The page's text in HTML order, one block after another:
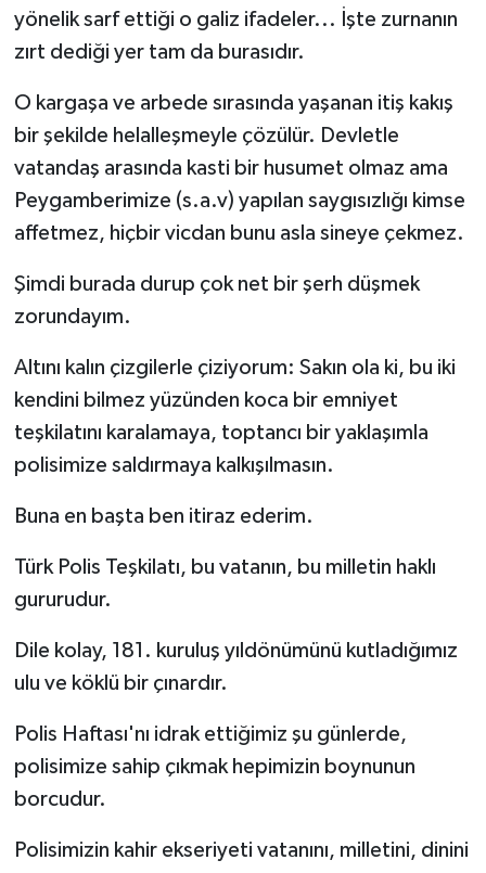
yönelik sarf ettiği o galiz ifadeler... İşte zurnanın
zırt dediği yer tam da burasıdır.
O kargaşa ve arbede sırasında yaşanan itiş kakış
bir şekilde helalleşmeyle çözülür. Devletle
vatandaş arasında kasti bir husumet olmaz ama
Peygamberimize (s.a.v) yapılan saygısızlığı kimse
affetmez, hiçbir vicdan bunu asla sineye çekmez.
Şimdi burada durup çok net bir şerh düşmek
zorundayım.
Altını kalın çizgilerle çiziyorum: Sakın ola ki, bu iki
kendini bilmez yüzünden koca bir emniyet
teşkilatını karalamaya, toptancı bir yaklaşımla
polisimize saldırmaya kalkışılmasın.
Buna en başta ben itiraz ederim.
Türk Polis Teşkilatı, bu vatanın, bu milletin haklı
gururudur.
Dile kolay, 181. kuruluş yıldönümünü kutladığımız
ulu ve köklü bir çınardır.
Polis Haftası'nı idrak ettiğimiz şu günlerde,
polisimize sahip çıkmak hepimizin boynunun
borcudur.
Polisimizin kahir ekseriyeti vatanını, milletini, dinini